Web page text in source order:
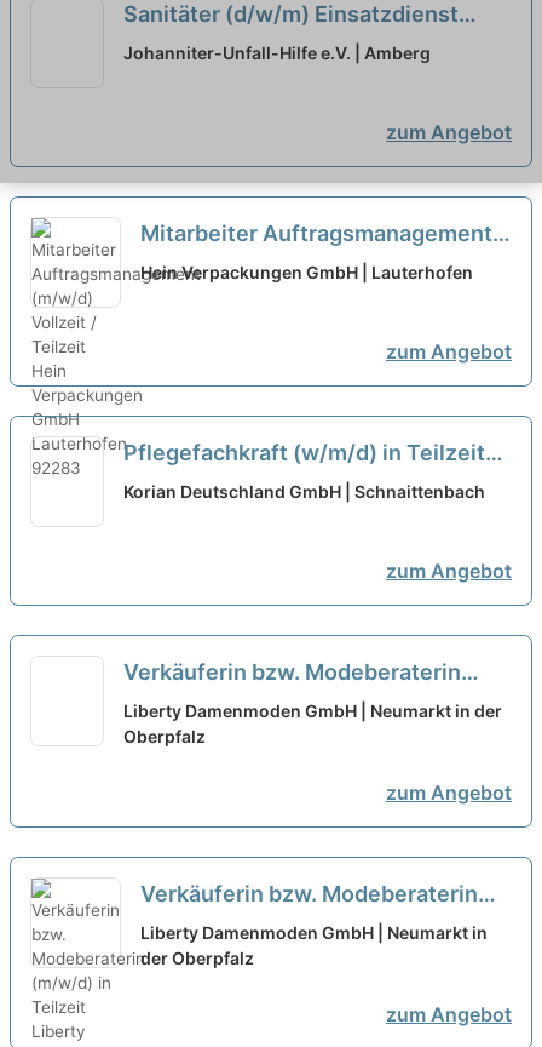
Sanitäter (d/w/m) Einsatzdienst
Johanniter-Hausnotruf in Amberg -
Johanniter-Unfall-Hilfe e.V. | Amberg
zum Angebot
Mitarbeiter Auftragsmanagement
(m/w/d) Vollzeit / Teilzeit neu
Hein Verpackungen GmbH | Lauterhofen
zum Angebot
Pflegefachkraft (w/m/d) in Teilzeit
am Vormittag neu
Korian Deutschland GmbH | Schnaittenbach
zum Angebot
Verkäuferin bzw. Modeberaterin
(m/w/d) in Teilzeit neu
Liberty Damenmoden GmbH | Neumarkt in der
Oberpfalz
zum Angebot
Verkäuferin bzw. Modeberaterin
(m/w/d) in Teilzeit neu
Liberty Damenmoden GmbH | Neumarkt in
der Oberpfalz
zum Angebot